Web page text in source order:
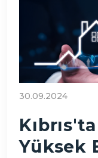
30.09.2024
Yüksek